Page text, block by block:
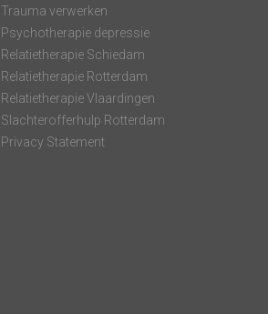
Trauma verwerken
Psychotherapie depressie
Relatietherapie Schiedam
Relatietherapie Rotterdam
Relatietherapie Vlaardingen
Slachterofferhulp Rotterdam
Privacy Statement